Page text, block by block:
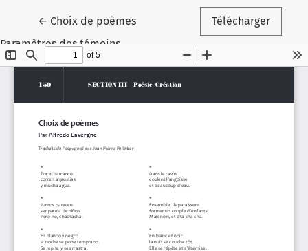
← Retourner aux renseignements sur l'article
Choix de poèmes
Télécharger
Paramètres des témoins